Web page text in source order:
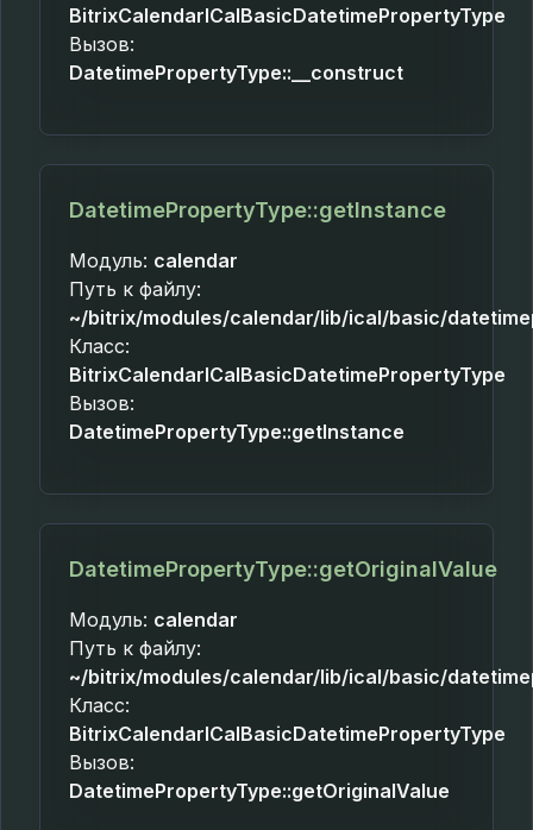
BitrixCalendarICalBasicDatetimePropertyType
Вызов:
DatetimePropertyType::__construct
DatetimePropertyType::getInstance
Модуль: calendar
Путь к файлу:
~/bitrix/modules/calendar/lib/ical/basic/
Класс:
BitrixCalendarICalBasicDatetimePropertyType
Вызов:
DatetimePropertyType::getInstance
DatetimePropertyType::getOriginalValue
Модуль: calendar
Путь к файлу:
~/bitrix/modules/calendar/lib/ical/basic/
Класс:
BitrixCalendarICalBasicDatetimePropertyType
Вызов:
DatetimePropertyType::getOriginalValue